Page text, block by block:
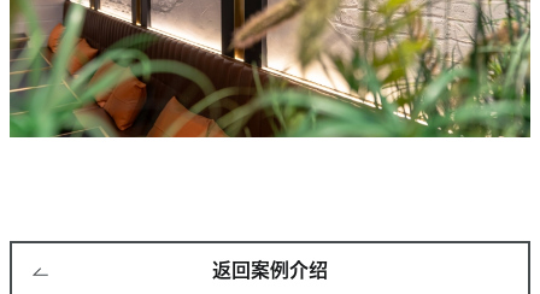
返回案例介绍